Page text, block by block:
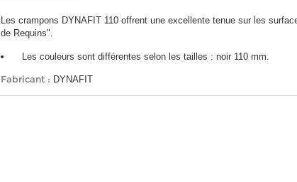
Les crampons DYNAFIT 110 offrent une excellente tenue sur les
de Requins".
Les couleurs sont différentes selon les tailles : noir 110 mm.
Fabricant : DYNAFIT